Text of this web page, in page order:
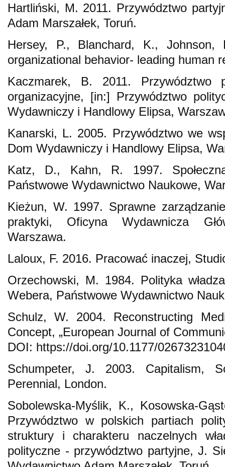
Hartliński, M. 2011. Przywództwo
Adam Marszałek, Toruń.
Hersey, P., Blanchard, K.,
organizational behavior- leading human
Kaczmarek, B. 2011. Przywództwo
organizacyjne, [in:] Przywództwo
Wydawniczy i Handlowy Elipsa,
Kanarski, L. 2005. Przywództwo we
Dom Wydawniczy i Handlowy Elipsa,
Katz, D., Kahn, R. 1997.
Państwowe Wydawnictwo Naukowe,
Kieżun, W. 1997. Sprawne
praktyki, Oficyna Wydawnicza
Warszawa.
Laloux, F. 2016. Pracować inaczej,
Orzechowski, M. 1984. Polityka
Webera, Państwowe Wydawnictwo
Schulz, W. 2004. Reconstructing
Concept, „European Journal of
DOI: https://doi.org/10.1177/
Schumpeter, J. 2003. Capitalism,
Perennial, London.
Sobolewska-Myślik, K., Kosowska-
Przywództwo w polskich partiach
struktury i charakteru naczelnych
polityczne - przywództwo partyjne, J.